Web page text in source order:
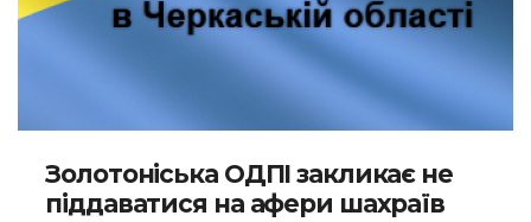
Золотоніська ОДПІ закликає не
піддаватися на афери шахраїв